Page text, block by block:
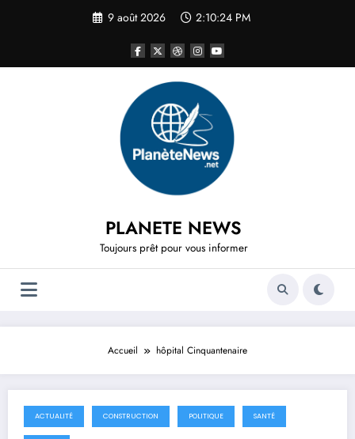
9 août 2026 2:10:24 PM
PLANETE NEWS
Toujours prêt pour vous informer
Accueil hôpital Cinquantenaire
23 janvier 2026
ACTUALITÉ CONSTRUCTION POLITIQUE SANTÉ